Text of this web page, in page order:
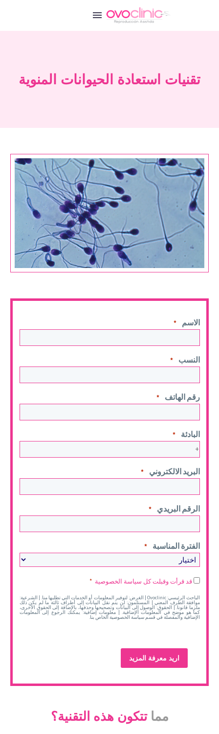
تقنيات استعادة الحيوانات المنوية
الاسم *
النسب *
رقم الهاتف *
البادئة *
البريد الالكتروني *
الرقم البريدي *
الفترة المناسبة *
Legal
*
قد قرأت وقبلت كل سياسة الخصوصية *
الباحث الرئيسي: Ovoclinic | الغرض: لتوفير المعلومات أو الخدمات التي تطلبها منا. | الشرعية:
موافقة الطرف المعني | المستلمون: لن يتم نقل البيانات إلى أطراف ثالثة ما لم يكن ذلك
ملزما قانونا. | الحقوق: الوصول إلى البيانات وتصحيحها وحذفها، بالإضافة إلى الحقوق الأخرى،
كما هو موضح في المعلومات الإضافية. | معلومات إضافية: يمكنك الرجوع إلى المعلومات
الإضافية والمفصلة في قسم سياسة الخصوصية الخاص بنا.
مما تتكون هذه التقنية؟